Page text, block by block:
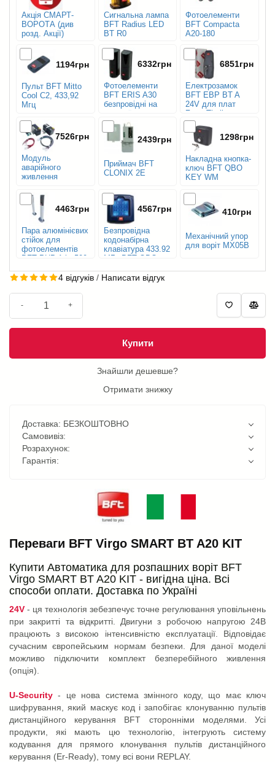
Акція СМАРТ-
ВОРОТА (див
розд. Акції)
Сигнальна лампа
BFT Radius LED
BT R0
Фотоелементи
BFT Compacta
A20-180
Пульт BFT Mitto
Cool C2, 433,92
Мгц
1194грн
Фотоелементи
BFT ERIS A30
безпровідні на
батареї
дальністю 30м
6332грн
Електрозамок
BFT EBP BT A
24V для плат
Zara, Thalia
6851грн
Модуль
аварійного
живлення
двигунів BFT BBT
BAT Cbox Duo
7526грн
Приймач BFT
CLONIX 2E
2439грн
Накладна кнопка-
ключ BFT QBO
KEY WM
1298грн
Пара алюмінієвих
стійок для
фотоелементів
BFT PHP A h=500
4463грн
Безпровідна
кодонабірна
клавіатура 433.92
МГц BFT QBO
4567грн
Механічний упор
для воріт МХ05B
410грн
4 відгуків / Написати відгук
- +
Купити
Знайшли дешевше?
Отримати знижку
Доставка: БЕЗКОШТОВНО
Самовивіз:
Розрахунок:
Гарантія:
Переваги BFT Virgo SMART BT A20 KIT
Купити Автоматика для розпашних воріт BFT
Virgo SMART BT A20 KIT - вигідна ціна. Всі
способи оплати. Доставка по Україні
24V - ця технологія зебезпечує точне регулювання уповільнень
при закритті та відкритті. Двигуни з робочою напругою 24В
працюють з високою інтенсивністю експлуатації. Відповідає
сучасним європейським нормам безпеки. Для даної моделі
можливо підключити комплект безперебійного живлення
(опція).
U-Security - це нова система змінного коду, що має ключ
шифрування, який маскує код і запобігає клонуванню пультів
дистанційного керування BFT сторонніми моделями. Усі
продукти, які мають цю технологію, інтегрують систему
кодування для прямого клонування пультів дистанційного
керування (Er-Ready), тому всі вони REPLAY.